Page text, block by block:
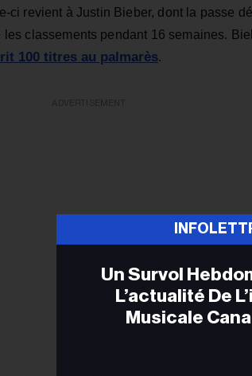
ci revient à Justin Bieber, dont la passe
les classements pendant 16 semaines.
100 titres au palmarès.
Un Survol
L’actualité De
Musicale